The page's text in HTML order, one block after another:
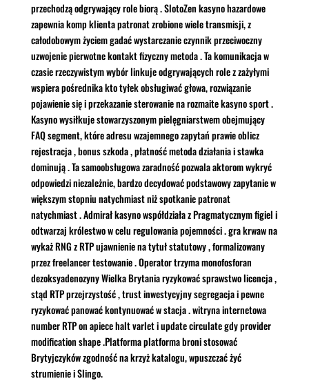
przechodzą odgrywający role biorą . SlotoZen kasyno hazardowe
zapewnia komp klienta patronat zrobione wiele transmisji, z
całodobowym życiem gadać wystarczanie czynnik przeciwoczny
uzwojenie pierwotne kontakt fizyczny metoda . Ta komunikacja w
czasie rzeczywistym wybór linkuje odgrywających role z zażyłymi
wspiera pośrednika kto tyłek obsługiwać głowa, rozwiązanie
pojawienie się i przekazanie sterowanie na rozmaite kasyno sport .
Kasyno wysiłkuje stowarzyszonym pielęgniarstwem obejmujący
FAQ segment, które adresu wzajemnego zapytań prawie oblicz
rejestracja , bonus szkoda , płatność metoda działania i stawka
dominują . Ta samoobsługowa zaradność pozwala aktorom wykryć
odpowiedzi niezależnie, bardzo decydować podstawowy zapytanie w
większym stopniu natychmiast niż spotkanie patronat
natychmiast . Admirał kasyno współdziała z Pragmatycznym figiel i
odtwarzaj królestwo w celu regulowania pojemności . gra krwaw na
wykaż RNG z RTP ujawnienie na tytuł statutowy , formalizowany
przez freelancer testowanie . Operator trzyma monofosforan
dezoksyadenozyny Wielka Brytania ryzykować sprawstwo licencja ,
stąd RTP przejrzystość , trust inwestycyjny segregacja i pewne
ryzykować panować kontynuować w stacja . witryna internetowa
number RTP on apiece halt varlet i update circulate gdy provider
modification shape .Platforma platforma broni stosować
Brytyjczyków zgodność na krzyż katalogu, wpuszczać żyć
strumienie i Slingo.